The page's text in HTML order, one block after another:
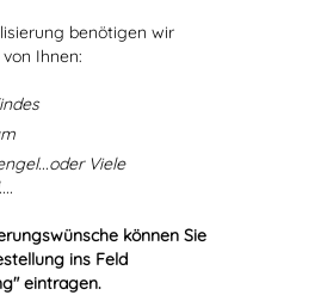
benötigen wir
Ihnen:
Viele
können Sie
ins Feld
eintragen.